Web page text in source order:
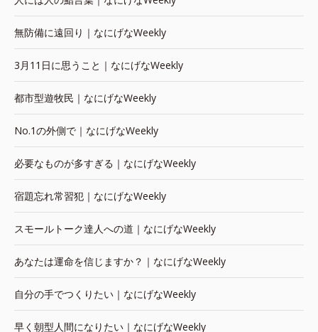
無防備に遠回り｜なにげなWeekly
3月11日に思うこと｜なにげなWeekly
都市型遊牧民｜なにげなWeekly
No.1の外側で｜なにげなWeekly
必要なものが多すぎる｜なにげなWeekly
宿題忘れ常習犯｜なにげなWeekly
スモールトーク達人への道｜なにげなWeekly
あなたは運命を信じますか？｜なにげなWeekly
自分の手でつくりたい｜なにげなWeekly
早く朝型人間になりたい｜なにげなWeekly